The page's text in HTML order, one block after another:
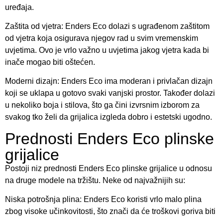
uređaja.
Zaštita od vjetra: Enders Eco dolazi s ugrađenom zaštitom
od vjetra koja osigurava njegov rad u svim vremenskim
uvjetima. Ovo je vrlo važno u uvjetima jakog vjetra kada bi
inače mogao biti oštećen.
Moderni dizajn: Enders Eco ima moderan i privlačan dizajn
koji se uklapa u gotovo svaki vanjski prostor. Također dolazi
u nekoliko boja i stilova, što ga čini izvrsnim izborom za
svakog tko želi da grijalica izgleda dobro i estetski ugodno.
Prednosti Enders Eco plinske
grijalice
Postoji niz prednosti Enders Eco plinske grijalice u odnosu
na druge modele na tržištu. Neke od najvažnijih su:
Niska potrošnja plina: Enders Eco koristi vrlo malo plina
zbog visoke učinkovitosti, što znači da će troškovi goriva biti